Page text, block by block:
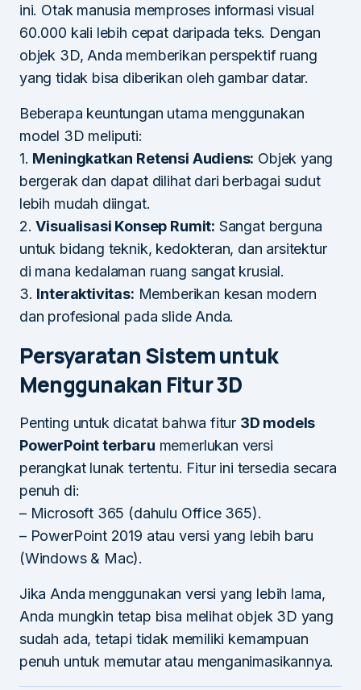
ini. Otak manusia memproses informasi visual
60.000 kali lebih cepat daripada teks. Dengan
objek 3D, Anda memberikan perspektif ruang
yang tidak bisa diberikan oleh gambar datar.
Beberapa keuntungan utama menggunakan
model 3D meliputi:
1. Meningkatkan Retensi Audiens: Objek yang
bergerak dan dapat dilihat dari berbagai sudut
lebih mudah diingat.
2.Visualisasi Konsep Rumit: Sangat berguna
untuk bidang teknik, kedokteran, dan arsitektur
di mana kedalaman ruang sangat krusial.
3. Interaktivitas: Memberikan kesan modern
dan profesional pada slide Anda.
Persyaratan Sistem untuk
Menggunakan Fitur 3D
Penting untuk dicatat bahwa fitur 3D models
PowerPoint terbaru memerlukan versi
perangkat lunak tertentu. Fitur ini tersedia secara
penuh di:
– Microsoft 365 (dahulu Office 365).
– PowerPoint 2019 atau versi yang lebih baru
(Windows & Mac).
Jika Anda menggunakan versi yang lebih lama,
Anda mungkin tetap bisa melihat objek 3D yang
sudah ada, tetapi tidak memiliki kemampuan
penuh untuk memutar atau menganimasikannya.